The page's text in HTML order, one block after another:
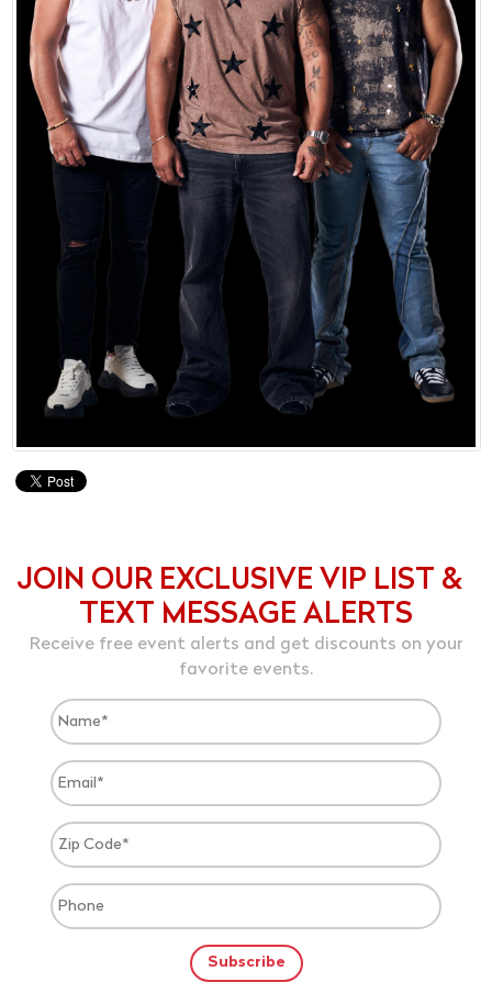
JOIN OUR EXCLUSIVE VIP LIST &
TEXT MESSAGE ALERTS
Receive free event alerts and get discounts on your
favorite events.